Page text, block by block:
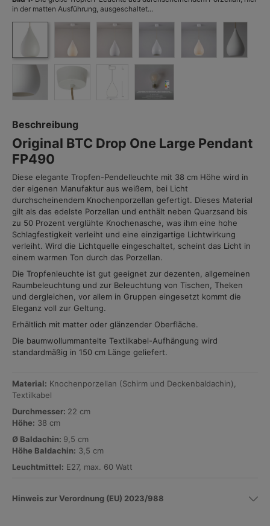
in der matten Ausführung, ausgeschaltet...
Beschreibung
Original BTC Drop One Large Pendant
FP490
Diese elegante Tropfen-Pendelleuchte mit 38 cm Höhe wird in
der eigenen Manufaktur aus weißem, bei Licht
durchscheinendem Knochenporzellan gefertigt. Dieses Material
gilt als das edelste Porzellan und enthält neben Quarzsand bis
zu 50 Prozent verglühte Knochenasche, was ihm eine hohe
Schlagfestigkeit verleiht und eine einzigartige Lichtwirkung
verleiht. Wird die Lichtquelle eingeschaltet, scheint das Licht in
einem warmen Ton durch das Porzellan.
Die Tropfenleuchte ist gut geeignet zur dezenten, allgemeinen
Raumbeleuchtung und zur Beleuchtung von Tischen, Theken
und dergleichen, vor allem in Gruppen eingesetzt kommt die
Eleganz voll zur Geltung.
Erhältlich mit matter oder glänzender Oberfläche.
Die baumwollummantelte Textilkabel-Aufhängung wird
standardmäßig in 150 cm Länge geliefert.
Material: Knochenporzellan (Schirm und Deckenbaldachin),
Textilkabel
Durchmesser: 22 cm
Höhe: 38 cm
Ø Baldachin: 9,5 cm
Höhe Baldachin: 3,5 cm
Leuchtmittel: E27, max. 60 Watt
Hinweis zur Verordnung (EU) 2023/988